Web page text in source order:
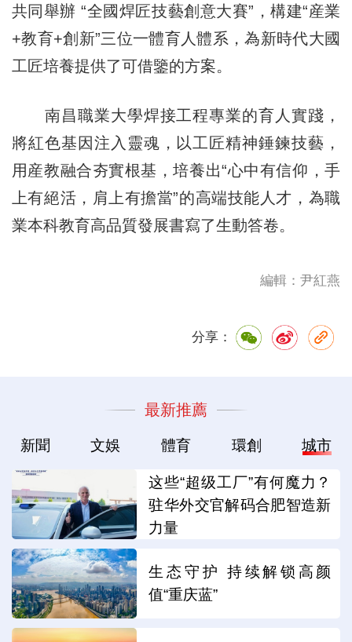
共同舉辦 “全國焊匠技藝創意大賽”，構建“産業
+教育+創新”三位一體育人體系，為新時代大國
工匠培養提供了可借鑒的方案。
南昌職業大學焊接工程專業的育人實踐，
將紅色基因注入靈魂，以工匠精神錘鍊技藝，
用産教融合夯實根基，培養出“心中有信仰，手
上有絕活，肩上有擔當”的高端技能人才，為職
業本科教育高品質發展書寫了生動答卷。
編輯：尹紅燕
分享：
最新推薦
新聞 文娛 體育 環創 城市
这些“超级工厂”有何魔力？
驻华外交官解码合肥智造新
力量
生态守护 持续解锁高颜
值“重庆蓝”